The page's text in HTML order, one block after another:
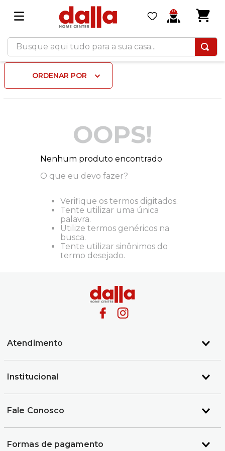
Busque aqui tudo para a sua casa...
ORDENAR POR
OOPS!
Nenhum produto encontrado
O que eu devo fazer?
Verifique os termos digitados.
Tente utilizar uma única
palavra.
Utilize termos genéricos na
busca.
Tente utilizar sinônimos do
termo desejado.
Atendimento
Institucional
Fale Conosco
Formas de pagamento